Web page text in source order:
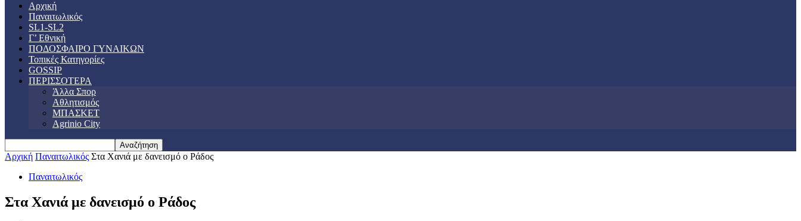
Αρχική
Παναιτωλικός
SL1-SL2
Γ’ Εθνική
ΠΟΔΟΣΦΑΙΡΟ ΓΥΝΑΙΚΩΝ
Τοπικές Κατηγορίες
GOSSIP
ΠΕΡΙΣΣΟΤΕΡΑ
Άλλα Σπορ
Αθλητισμός
ΜΠΑΣΚΕΤ
Agrinio City
Αρχική Παναιτωλικός Στα Χανιά με δανεισμό ο Ράδος
Παναιτωλικός
Στα Χανιά με δανεισμό ο Ράδος